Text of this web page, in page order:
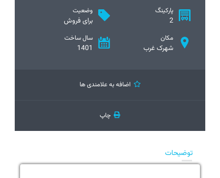
پارکینگ
2
وضعیت
برای فروش
مکان
شهرک غرب
سال ساخت
1401
اضافه به علامندی ها
چاپ
توضیحات